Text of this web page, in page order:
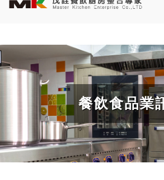
餐飲食品業